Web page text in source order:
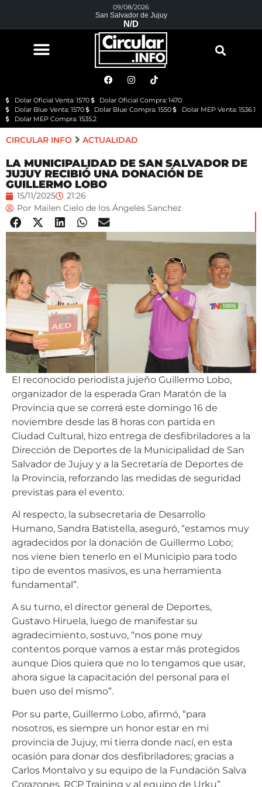
09/08/2026
San Salvador de Jujuy
N/D
Dolar Oficial Venta: 1570
Dolar Oficial Compra: 1470
Dolar Blue Venta: 1570
Dolar Blue Compra: 1550
Dolar MEP Venta: 1536.1
Dolar MEP Compra: 1535.2
CIRCULAR INFO ACTUALIDAD
LA MUNICIPALIDAD DE SAN SALVADOR DE
JUJUY RECIBIÓ UNA DONACIÓN DE
GUILLERMO LOBO
15/11/2025
21:26
Por Mailen Cielo de los Ángeles Sanchez
El reconocido periodista jujeño Guillermo Lobo,
organizador de la esperada Gran Maratón de la
Provincia que se correrá este domingo 16 de
noviembre desde las 8 horas con partida en
Ciudad Cultural, hizo entrega de desfibriladores a la
Dirección de Deportes de la Municipalidad de San
Salvador de Jujuy y a la Secretaría de Deportes de
la Provincia, reforzando las medidas de seguridad
previstas para el evento.
Al respecto, la subsecretaria de Desarrollo
Humano, Sandra Batistella, aseguró, “estamos muy
agradecidos por la donación de Guillermo Lobo;
nos viene bien tenerlo en el Municipio para todo
tipo de eventos masivos, es una herramienta
fundamental”.
A su turno, el director general de Deportes,
Gustavo Hiruela, luego de manifestar su
agradecimiento, sostuvo, “nos pone muy
contentos porque vamos a estar más protegidos
aunque Dios quiera que no lo tengamos que usar,
ahora sigue la capacitación del personal para el
buen uso del mismo”.
Por su parte, Guillermo Lobo, afirmó, “para
nosotros, es siempre un honor estar en mi
provincia de Jujuy, mi tierra donde nací, en esta
ocasión para donar dos desfibriladores; gracias a
Carlos Montalvo y su equipo de la Fundación Salva
Corazones, RCP Training y al equipo de Urku”.